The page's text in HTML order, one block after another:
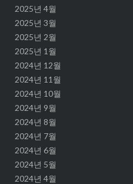
2025년 4월
2025년 3월
2025년 2월
2025년 1월
2024년 12월
2024년 11월
2024년 10월
2024년 9월
2024년 8월
2024년 7월
2024년 6월
2024년 5월
2024년 4월